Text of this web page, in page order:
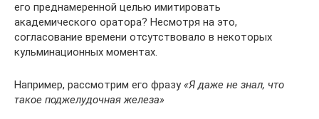
его преднамеренной целью имитировать
академического оратора? Несмотря на это,
согласование времени отсутствовало в некоторых
кульминационных моментах.
Например, рассмотрим его фразу«Я даже не знал, что
такое поджелудочная железа»